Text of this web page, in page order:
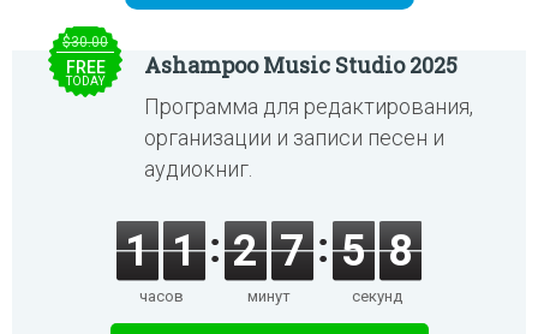
$30.00
FREE
TODAY
Ashampoo Music Studio 2025
Программа для редактирования,
организации и записи песен и
аудиокниг.
1 1
часов
2 7
минут
5 8
секунд